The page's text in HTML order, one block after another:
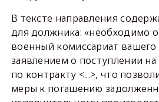
В тексте направления
для должника: «необходимо
военный комиссариат вашего
заявлением о поступлении
по контракту <...>, что
меры к погашению